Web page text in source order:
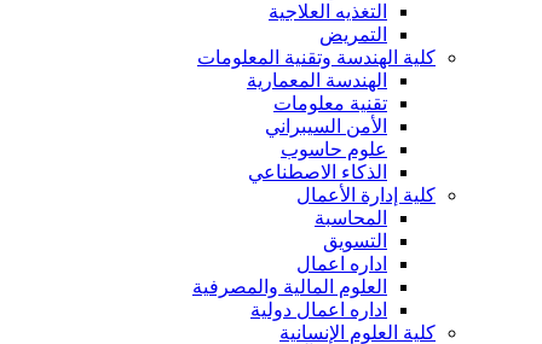
التغذيه العلاجية
التمريض
كلية الهندسة وتقنية المعلومات
الهندسة المعمارية
تقنية معلومات
الأمن السيبراني
علوم حاسوب
الذكاء الاصطناعي
كلية إدارة الأعمال
المحاسبة
التسويق
اداره اعمال
العلوم المالية والمصرفية
اداره اعمال دولية
كلية العلوم الإنسانية